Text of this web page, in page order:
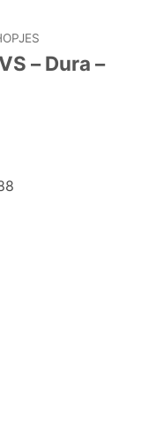
– Dura –